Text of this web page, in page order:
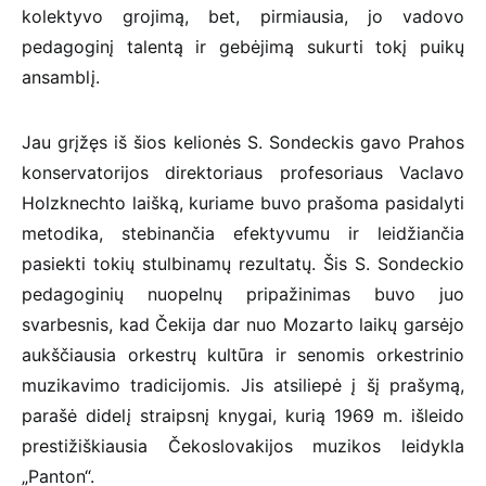
kolektyvo grojimą, bet, pirmiausia, jo vadovo
pedagoginį talentą ir gebėjimą sukurti tokį puikų
ansamblį.
Jau grįžęs iš šios kelionės S. Sondeckis gavo Prahos
konservatorijos direktoriaus profesoriaus Vaclavo
Holzknechto laišką, kuriame buvo prašoma pasidalyti
metodika, stebinančia efektyvumu ir leidžiančia
pasiekti tokių stulbinamų rezultatų. Šis S. Sondeckio
pedagoginių nuopelnų pripažinimas buvo juo
svarbesnis, kad Čekija dar nuo Mozarto laikų garsėjo
aukščiausia orkestrų kultūra ir senomis orkestrinio
muzikavimo tradicijomis. Jis atsiliepė į šį prašymą,
parašė didelį straipsnį knygai, kurią 1969 m. išleido
prestižiškiausia Čekoslovakijos muzikos leidykla
„Panton“.